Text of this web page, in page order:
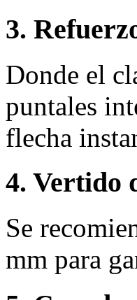
3.
Donde el
puntales
flecha
4. Vertido
Se
mm para